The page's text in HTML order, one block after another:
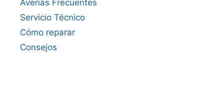
Averias Frecuentes
Servicio Técnico
Cómo reparar
Consejos